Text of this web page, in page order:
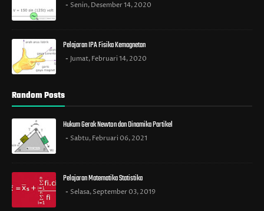
Senin, Desember 14, 2020
Pelajaran IPA Fisika Kemagnetan
Jumat, Februari 14, 2020
Random Posts
Hukum Gerak Newton dan Dinamika Partikel
Sabtu, Februari 06, 2021
Pelajaran Matematika Statistika
Selasa, September 03, 2019